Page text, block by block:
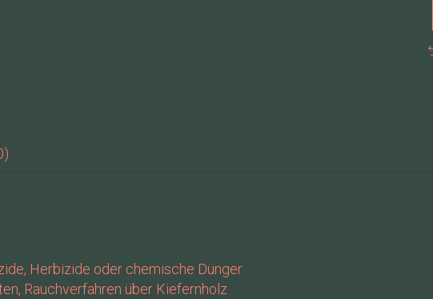
Herbizide oder chemische Dünger
Rauchverfahren über Kiefernholz